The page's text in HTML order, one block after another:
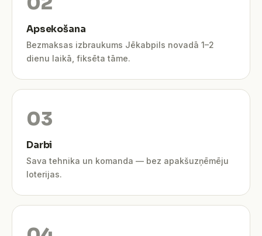
Apsekošana
Bezmaksas izbraukums Jēkabpils novadā 1–2
dienu laikā, fiksēta tāme.
Darbi
Sava tehnika un komanda — bez apakšuzņēmēju
loterijas.